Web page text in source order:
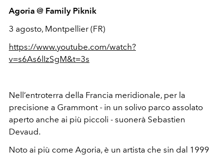
Agoria @ Family Piknik
3 agosto, Montpellier (FR)
https://www.youtube.com/watch?
v=s6As6lIzSgM&t=3s
Nell’entroterra della Francia meridionale, per la
precisione a Grammont - in un solivo parco assolato
aperto anche ai più piccoli - suonerà Sebastien
Devaud.
Noto ai più come Agoria, è un artista che sin dal 1999